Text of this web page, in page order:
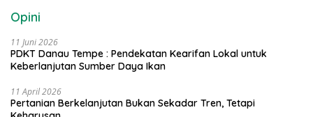
Opini
11 Juni 2026
PDKT Danau Tempe : Pendekatan Kearifan Lokal untuk
Keberlanjutan Sumber Daya Ikan
11 April 2026
Pertanian Berkelanjutan Bukan Sekadar Tren, Tetapi